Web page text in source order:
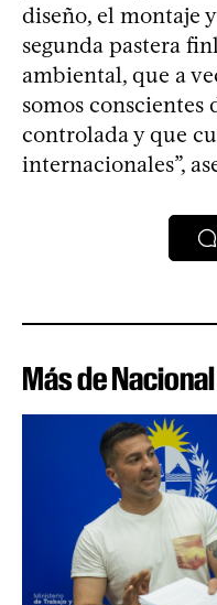
diseño, el montaje
segunda pastera
ambiental, que a
somos conscientes
controlada y que
internacionales”,
Más de Nacional